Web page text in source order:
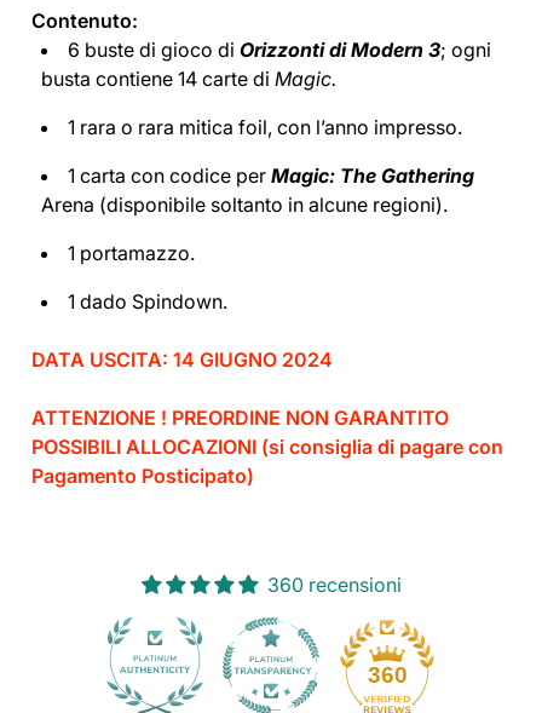
Contenuto:
6 buste di gioco di Orizzonti di Modern 3; ogni
busta contiene 14 carte di Magic.
1 rara o rara mitica foil, con l’anno impresso.
1 carta con codice per Magic: The Gathering
Arena (disponibile soltanto in alcune regioni).
1 portamazzo.
1 dado Spindown.
DATA USCITA: 14 GIUGNO 2024
ATTENZIONE ! PREORDINE NON GARANTITO
POSSIBILI ALLOCAZIONI (si consiglia di pagare con
Pagamento Posticipato)
360 recensioni
360